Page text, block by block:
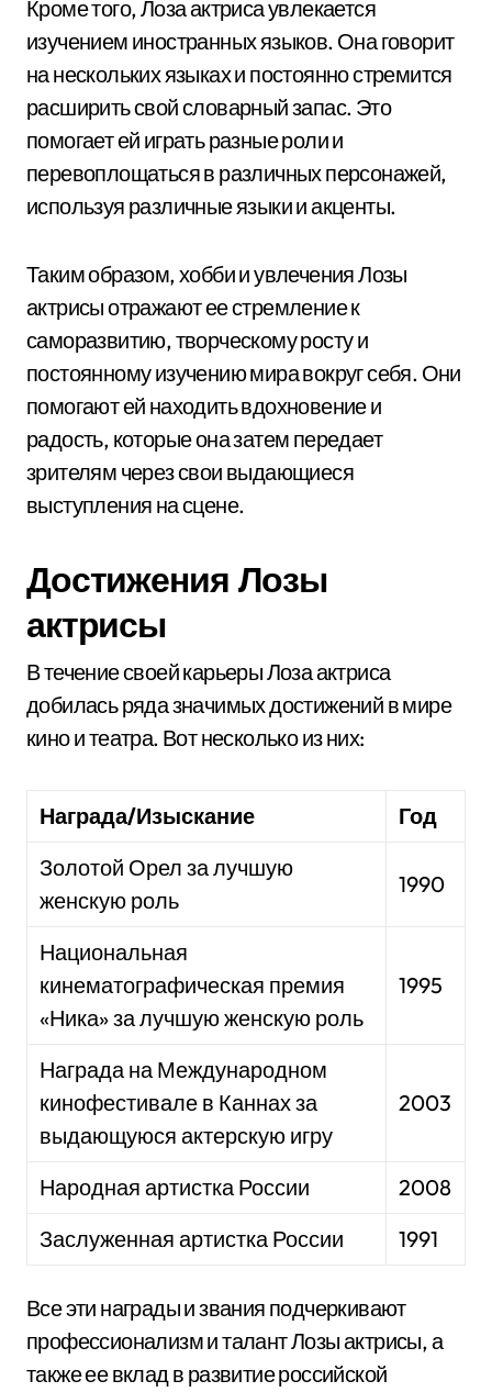
Кроме того, Лоза актриса увлекается
изучением иностранных языков. Она говорит
на нескольких языках и постоянно стремится
расширить свой словарный запас. Это
помогает ей играть разные роли и
перевоплощаться в различных персонажей,
используя различные языки и акценты.
Таким образом, хобби и увлечения Лозы
актрисы отражают ее стремление к
саморазвитию, творческому росту и
постоянному изучению мира вокруг себя. Они
помогают ей находить вдохновение и
радость, которые она затем передает
зрителям через свои выдающиеся
выступления на сцене.
Достижения Лозы
актрисы
В течение своей карьеры Лоза актриса
добилась ряда значимых достижений в мире
кино и театра. Вот несколько из них:
Награда/Изыскание
Год
Золотой Орел за лучшую
женскую роль
1990
Национальная
кинематографическая премия
«Ника» за лучшую женскую роль
1995
Награда на Международном
кинофестивале в Каннах за
выдающуюся актерскую игру
2003
Народная артистка России
2008
Заслуженная артистка России
1991
Все эти награды и звания подчеркивают
профессионализм и талант Лозы актрисы, а
также ее вклад в развитие российской